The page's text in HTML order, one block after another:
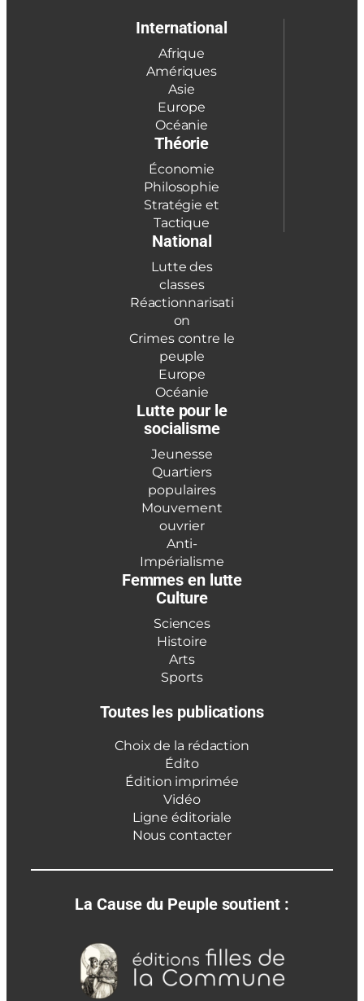
International
Afrique
Amériques
Asie
Europe
Océanie
Théorie
Économie
Philosophie
Stratégie et
Tactique
National
Lutte des
classes
Réactionnarisati
on
Crimes contre le
peuple
Europe
Océanie
Lutte pour le
socialisme
Jeunesse
Quartiers
populaires
Mouvement
ouvrier
Anti-
Impérialisme
Femmes en lutte
Culture
Sciences
Histoire
Arts
Sports
Toutes les publications
Choix de la rédaction
Édito
Édition imprimée
Vidéo
Ligne éditoriale
Nous contacter
La Cause du Peuple soutient :